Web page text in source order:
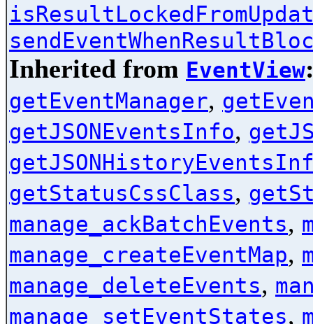
Inherited from EventView
getEventManager,
getJSONEventsInfo,
getStatusCssClass,
manage_ackBatchEvents,
manage_createEventMap,
manage_deleteEvents,
manage_setEventStates,